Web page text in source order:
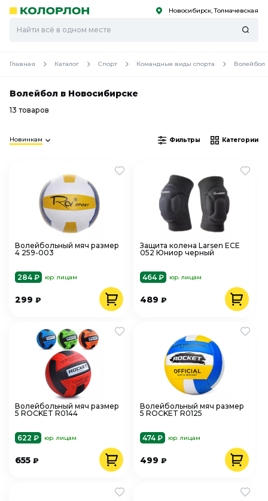
Скоро
Скоро Новосибирск, Толмачевская
Главная Каталог Спорт Командные виды спорта Волейбол
Волейбол в Новосибирске
13 товаров
Новинкам Фильтры Категории
Волейбольный мяч размер
4 259-003
284 ₽ юр. лицам
299 ₽
Защита колена Larsen ECE
052 Юниор черный
464 ₽ юр. лицам
489₽
Волейбольный мяч размер
5 ROCKET R0144
622 ₽ юр. лицам
655 ₽
Волейбольный мяч размер
5 ROCKET R0125
474 ₽ юр. лицам
499₽